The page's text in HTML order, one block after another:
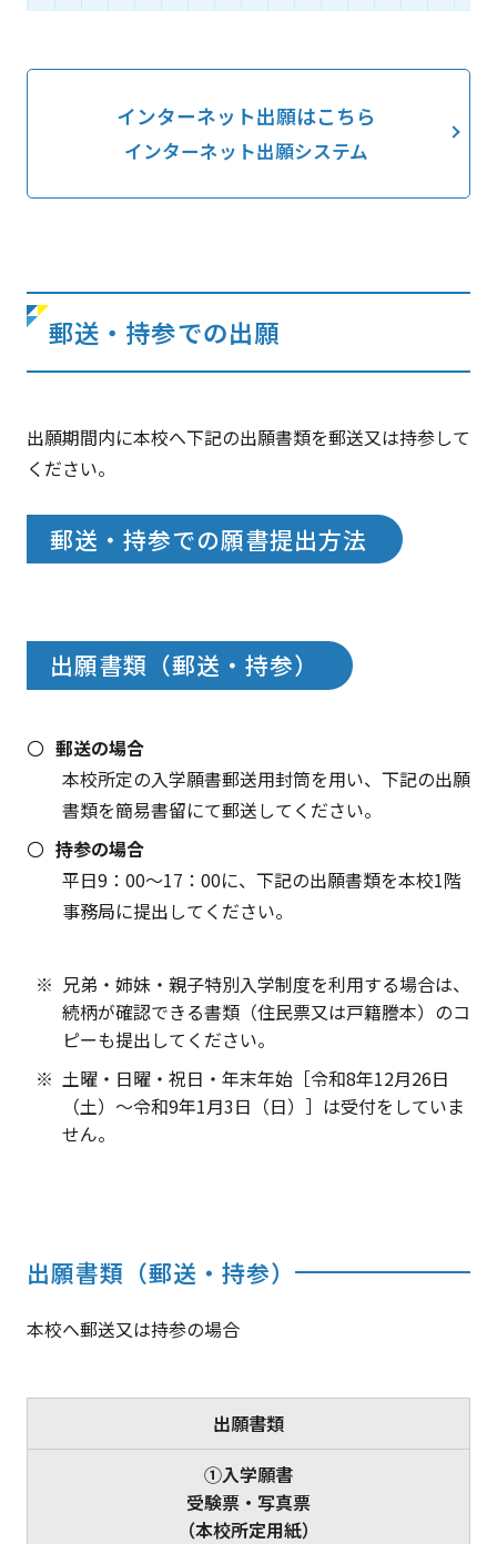
インターネット出願はこちら
インターネット出願システム
郵送・持参での出願
出願期間内に本校へ下記の出願書類を郵送又は持参して
ください。
郵送・持参での願書提出方法
出願書類（郵送・持参）
郵送の場合
本校所定の入学願書郵送用封筒を用い、下記の出願
書類を簡易書留にて郵送してください。
持参の場合
平日9：00～17：00に、下記の出願書類を本校1階
事務局に提出してください。
兄弟・姉妹・親子特別入学制度を利用する場合は、
続柄が確認できる書類（住民票又は戸籍謄本）のコ
ピーも提出してください。
土曜・日曜・祝日・年末年始［令和8年12月26日
（土）〜令和9年1月3日（日）］は受付をしていま
せん。
出願書類（郵送・持参）
本校へ郵送又は持参の場合
出願書類
①入学願書
受験票・写真票
（本校所定用紙）